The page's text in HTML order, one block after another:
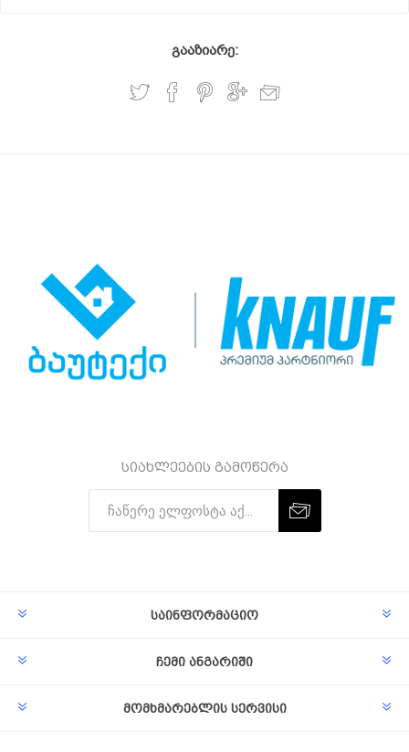
გააზიარე:
სიახლეების გამოწერა
საინფორმაციო
ჩემი ანგარიში
მომხმარებლის სერვისი